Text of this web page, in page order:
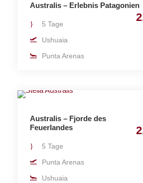
Australis – Erlebnis Patagonien
5 Tage
Ushuaia
Punta Arenas
Australis – Fjorde des
Feuerlandes
5 Tage
Punta Arenas
Ushuaia